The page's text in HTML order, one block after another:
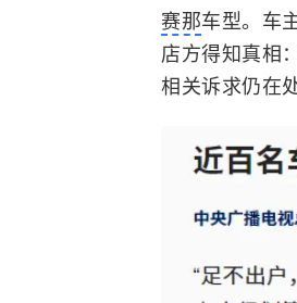
赛那车型。车
店方得知真相
相关诉求仍在